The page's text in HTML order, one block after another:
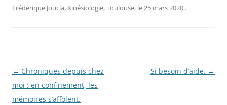
Frédérique Joucla, Kinésiologie,Toulouse, le25 mars 2020 .
Navigation
des
articles
← Chroniques depuis chez
moi : en confinement, les
mémoires s’affolent.
Si besoin d’aide. →